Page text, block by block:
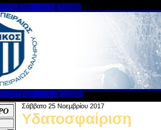
Σάββατο 25 Νοεμβρίου 2017
Υδατοσφαίριση